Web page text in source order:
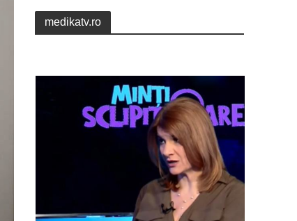
medikatv.ro